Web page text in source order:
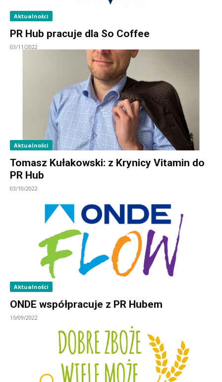
Aktualności
PR Hub pracuje dla So Coffee
03/11/2022
Aktualności
Tomasz Kułakowski: z Krynicy Vitamin do
PR Hub
03/10/2022
Aktualności
ONDE współpracuje z PR Hubem
15/09/2022